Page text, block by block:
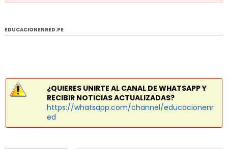
EDUCACIONENRED.PE
¿QUIERES UNIRTE AL CANAL DE WHATSAPP Y
RECIBIR NOTICIAS ACTUALIZADAS?
https://whatsapp.com/channel/educacionenr
ed